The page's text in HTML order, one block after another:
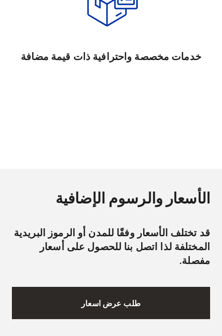
خدمات مخصصة واحترافية ذات قيمة مضافة
الأسعار والرسوم الإضافية
قد تختلف الأسعار وفقًا للمدن أو الرموز البريدية
المختلفة لذا اتصل بنا للحصول على أسعار
مفصلة.
طلب عرض اسعار